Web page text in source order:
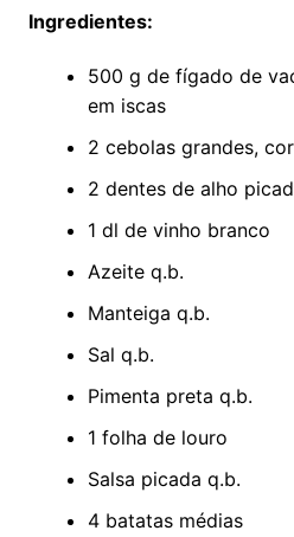
Ingredientes:
500 g de fígado de
em iscas
2 cebolas grandes,
2 dentes de alho
1 dl de vinho branco
Azeite q.b.
Manteiga q.b.
Sal q.b.
Pimenta preta q.b.
1 folha de louro
Salsa picada q.b.
4 batatas médias